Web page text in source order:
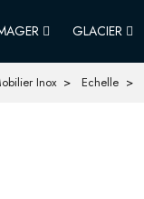
GLACIER
Inox Echelle